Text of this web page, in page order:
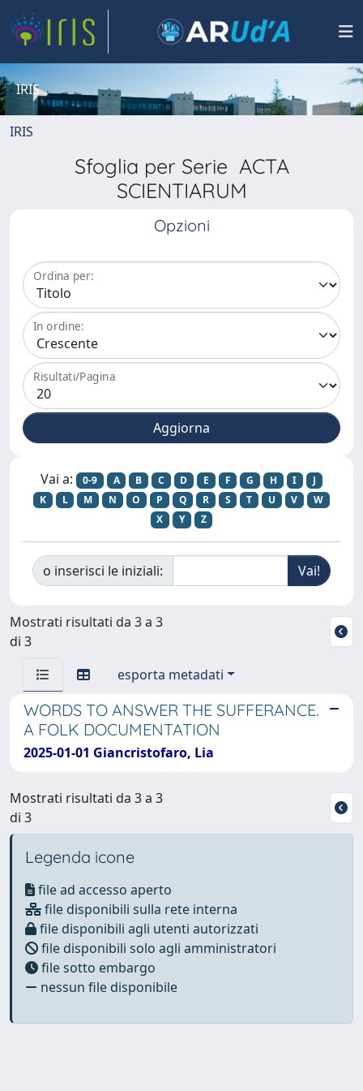
IRIS
IRIS
Sfoglia per Serie ACTA
SCIENTIARUM
Opzioni
Ordina per:
In ordine:
Risultati/Pagina
Vai a: 0-9 A B C D E F G H I
J
K
L M N O P Q R S T U V
W
X
Y Z
o inserisci le iniziali:
Mostrati risultati da 3 a 3
di 3
esporta metadati
WORDS TO ANSWER THE SUFFERANCE.
A FOLK DOCUMENTATION
2025-01-01 Giancristofaro, Lia
Mostrati risultati da 3 a 3
di 3
Legenda icone
file ad accesso aperto
file disponibili sulla rete interna
file disponibili agli utenti autorizzati
file disponibili solo agli amministratori
file sotto embargo
nessun file disponibile